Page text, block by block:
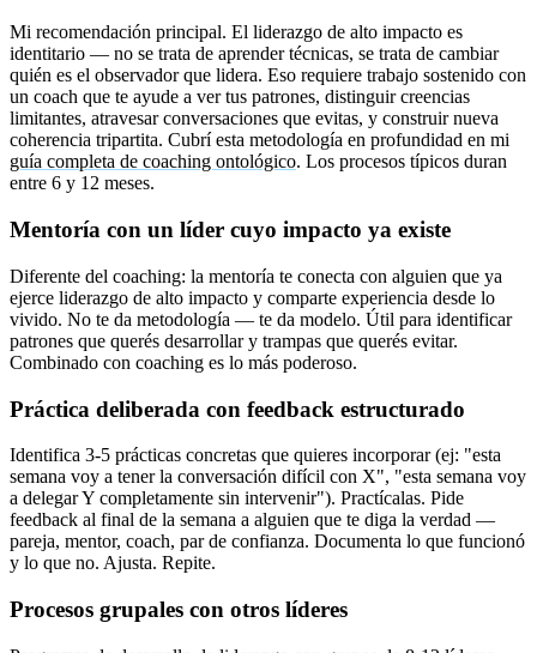
Mi recomendación principal. El liderazgo de alto impacto es
identitario — no se trata de aprender técnicas, se trata de cambiar
quién es el observador que lidera. Eso requiere trabajo sostenido con
un coach que te ayude a ver tus patrones, distinguir creencias
limitantes, atravesar conversaciones que evitas, y construir nueva
coherencia tripartita. Cubrí esta metodología en profundidad en mi
guía completa de coaching ontológico. Los procesos típicos duran
entre 6 y 12 meses.
Mentoría con un líder cuyo impacto ya existe
Diferente del coaching: la mentoría te conecta con alguien que ya
ejerce liderazgo de alto impacto y comparte experiencia desde lo
vivido. No te da metodología — te da modelo. Útil para identificar
patrones que querés desarrollar y trampas que querés evitar.
Combinado con coaching es lo más poderoso.
Práctica deliberada con feedback estructurado
Identifica 3-5 prácticas concretas que quieres incorporar (ej: "esta
semana voy a tener la conversación difícil con X", "esta semana voy
a delegar Y completamente sin intervenir"). Practícalas. Pide
feedback al final de la semana a alguien que te diga la verdad —
pareja, mentor, coach, par de confianza. Documenta lo que funcionó
y lo que no. Ajusta. Repite.
Procesos grupales con otros líderes